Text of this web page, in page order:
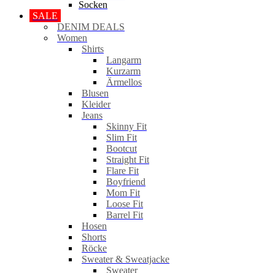
Socken
SALE
DENIM DEALS
Women
Shirts
Langarm
Kurzarm
Ärmellos
Blusen
Kleider
Jeans
Skinny Fit
Slim Fit
Bootcut
Straight Fit
Flare Fit
Boyfriend
Mom Fit
Loose Fit
Barrel Fit
Hosen
Shorts
Röcke
Sweater & Sweatjacke
Sweater